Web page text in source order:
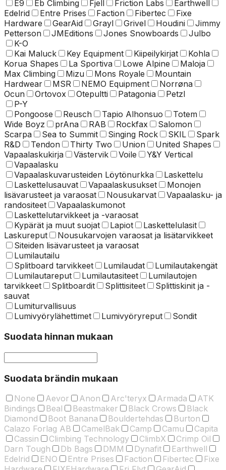
E9
Eb Climbing Fjell Friction Labs
Earthwell
Edelrid
Entre Prises Faction Fibertec
Fixe
Hardware
GearAid Grayl Grivel Houdini
Jimmy
Petterson
JMEditions Jones Snowboards
Julbo
K-O
Kai Maluck
Key Equipment Kiipeilykirjat
Kohla
Korua Shapes
La Sportiva Lowe Alpine
Maloja
Max Climbing
Mizu Mons Royale
Mountain
Hardwear
MSR NEMO Equipment
Norrøna
Ocun
Ortovox Otepultti Patagonia
Petzl
P-Y
Pongoose
Reusch Tapio Alhonsuo
Totem
Wide Boyz
prAna RAB Rockfax
Salomon
Scarpa
Sea to Summit Singing Rock SKIL
Spark
R&D
Tendon Thirty Two Union
United Shapes
Vapaalaskukirja
Västervik Voile
Y&Y Vertical
Vapaalasku
Vapaalaskuvarusteiden Löytönurkka
Laskettelu
Laskettelusauvat
Vapaalaskusukset
Monojen
lisävarusteet ja varaosat
Nousukarvat
Vapaalasku- ja
randositeet
Vapaalaskumonot
Laskettelu­tarvikkeet ja -varaosat
Kypärät ja muut suojat
Lapiot
Laskettelulasit
Laskureput
Nousukarvojen varaosat ja lisätarvikkeet
Siteiden lisävarusteet ja varaosat
Lumilautailu
Splitboard tarvikkeet
Lumilaudat
Lumilautakengät
Lumilautareput
Lumilautasiteet
Lumilautojen
tarvikkeet
Splitboardit Splittisiteet
Splittiskinit ja -
sauvat
Lumiturvallisuus
Lumivyörylähettimet
Lumivyöryreput Sondit
Suodata hinnan mukaan
Suodata brändin mukaan
None Aevor Anon Arc'teryx Armada
ATK
Bindings
Beal Beastmaker Black Crows
Black
Diamond
Boot Banana Bouldertehdas
Burton
Calazo Forlag AB
CamelBak Camp Camu
Capita
Cassin
Climbing Technology ClimbX
Crimp Oil
Darn Tough
Db Bags DMM Dynafit
Earthwell
Edelrid
ENO Entre Prises Faction Fibertec
Fixe